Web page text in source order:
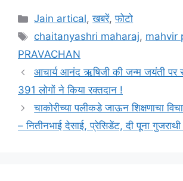
Categories
Jain artical,खबरें,फोटो
Tags
chaitanyashri maharaj, mahvir
PRAVACHAN
आचार्य आनंद ऋषिजी की जन्म जयंती पर
391 लोगों ने किया रक्तदान !
चाकोरीच्या पलीकडे जाऊन शिक्षणाचा
– नितीनभाई देसाई, प्रेसिडेंट, दी पूना